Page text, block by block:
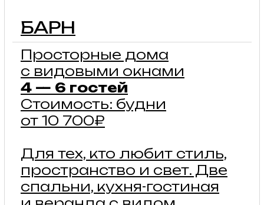
из водоотталкивающей
ткани, оснащены
удобными кроватями
с матрасами, окнами
и форточками с москитной
сеткой, предоставляется
электрическая простынь
для подогрева. Туалетно-
душевой комплекс —
подробнее